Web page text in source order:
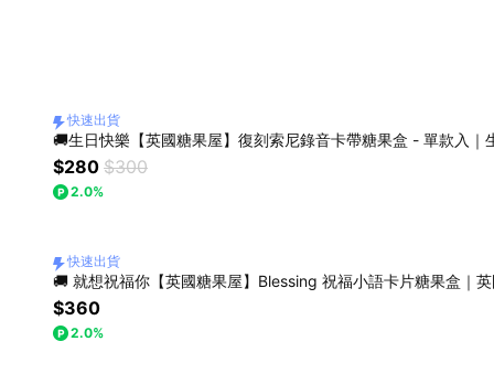
快速出貨
$280 $300
2.0%
快速出貨
$360
2.0%